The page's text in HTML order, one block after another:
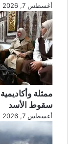
أغسطس 7, 2026
ممثلة
سقوط الأسد
أغسطس 7, 2026